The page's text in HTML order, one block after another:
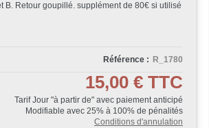
B. Retour goupillé. supplément de 80€ si utilisé
Référence : R_1780
15,00 € TTC
Tarif Jour "à partir de" avec paiement anticipé
Modifiable avec 25% à 100% de pénalités
Conditions d'annulation